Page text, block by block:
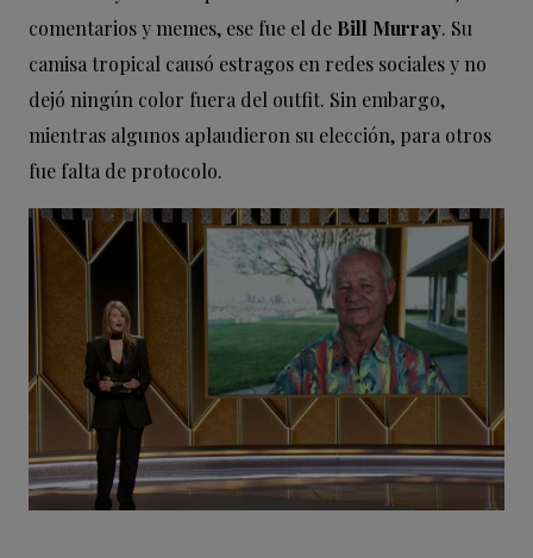
comentarios y memes, ese fue el de Bill Murray. Su
camisa tropical causó estragos en redes sociales y no
dejó ningún color fuera del outfit. Sin embargo,
mientras algunos aplaudieron su elección, para otros
fue falta de protocolo.